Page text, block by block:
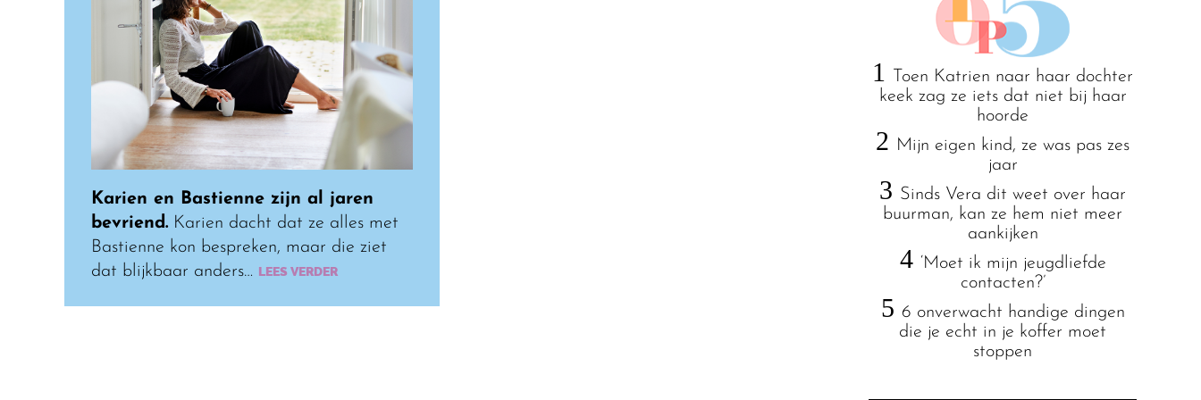
Karien en Bastienne zijn al jaren
bevriend. Karien dacht dat ze alles met
Bastienne kon bespreken, maar die ziet
dat blijkbaar anders… LEES VERDER
1
Toen Katrien naar haar dochter
keek zag ze iets dat niet bij haar
hoorde
2 Mijn eigen kind, ze was pas zes
jaar
3 Sinds Vera dit weet over haar
buurman, kan ze hem niet meer
aankijken
4 ‘Moet ik mijn jeugdliefde
contacten?’
5 6 onverwacht handige dingen
die je echt in je koffer moet
stoppen